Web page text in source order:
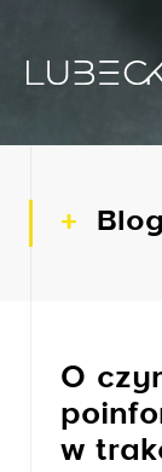
O
w